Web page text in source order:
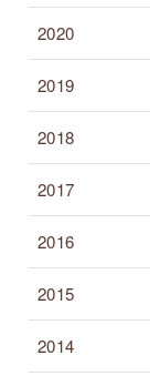
2020
2019
2018
2017
2016
2015
2014